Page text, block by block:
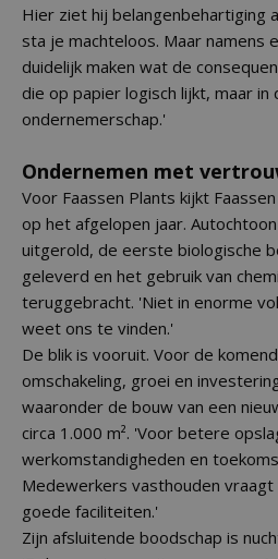
Hier ziet hij belangenbehartiging
sta je machteloos. Maar namens
duidelijk maken wat de
die op papier logisch lijkt, maar
ondernemerschap.'
Ondernemen met
Voor Faassen Plants kijkt
op het afgelopen jaar.
uitgerold, de eerste biologische
geleverd en het gebruik van
teruggebracht. 'Niet in enorme
weet ons te vinden.'
De blik is vooruit. Voor de
omschakeling, groei en
waaronder de bouw van een
circa 1.000 m². 'Voor betere
werkomstandigheden en
Medewerkers vasthouden
goede faciliteiten.'
Zijn afsluitende boodschap is